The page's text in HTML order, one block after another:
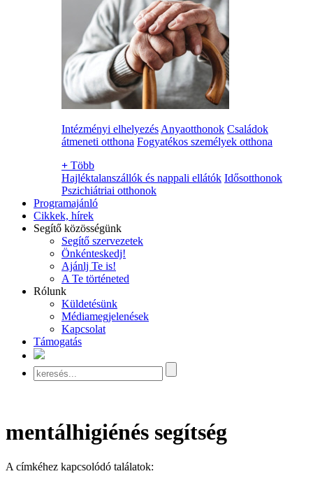
Intézményi elhelyezés Anyaotthonok Családok
átmeneti otthona Fogyatékos személyek otthona
+ Több
Hajléktalanszállók és nappali ellátók Idősotthonok
Pszichiátriai otthonok
Programajánló
Cikkek, hírek
Segítő közösségünk
Segítő szervezetek
Önkénteskedj!
Ajánlj Te is!
A Te történeted
Rólunk
Küldetésünk
Médiamegjelenések
Kapcsolat
Támogatás
mentálhigiénés segítség
A címkéhez kapcsolódó találatok: